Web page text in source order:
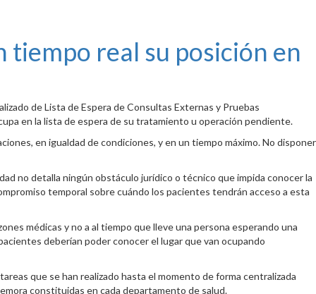
tiempo real su posición en
de Lista de Espera de Consultas Externas y Pruebas
en la lista de espera de su tratamiento u operación pendiente.
en igualdad de condiciones, y en un tiempo máximo. No disponer
no detalla ningún obstáculo jurídico o técnico que impida conocer la
temporal sobre cuándo los pacientes tendrán acceso a esta
médicas y no a al tiempo que lleve una persona esperando una
deberían poder conocer el lugar que van ocupando
que se han realizado hasta el momento de forma centralizada
constituidas en cada departamento de salud.